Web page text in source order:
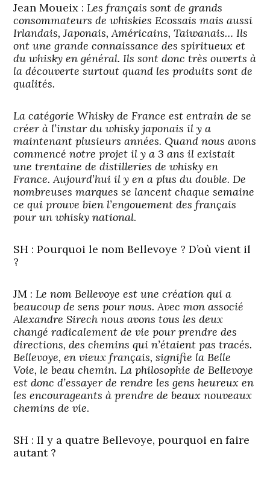
Jean Moueix : Les français sont de grands
consommateurs de whiskies Ecossais mais aussi
Irlandais, Japonais, Américains, Taiwanais… Ils
ont une grande connaissance des spiritueux et
du whisky en général. Ils sont donc très ouverts à
la découverte surtout quand les produits sont de
qualités.
La catégorie Whisky de France est entrain de se
créer à l’instar du whisky japonais il y a
maintenant plusieurs années. Quand nous avons
commencé notre projet il y a 3 ans il existait
une trentaine de distilleries de whisky en
France. Aujourd’hui il y en a plus du double. De
nombreuses marques se lancent chaque semaine
ce qui prouve bien l’engouement des français
pour un whisky national.
SH : Pourquoi le nom Bellevoye ? D’où vient il
?
JM :Le nom Bellevoye est une création qui a
beaucoup de sens pour nous. Avec mon associé
Alexandre Sirech nous avons tous les deux
changé radicalement de vie pour prendre des
directions, des chemins qui n’étaient pas tracés.
Bellevoye, en vieux français, signifie la Belle
Voie, le beau chemin. La philosophie de Bellevoye
est donc d’essayer de rendre les gens heureux en
les encourageants à prendre de beaux nouveaux
chemins de vie.
SH : Il y a quatre Bellevoye, pourquoi en faire
autant ?